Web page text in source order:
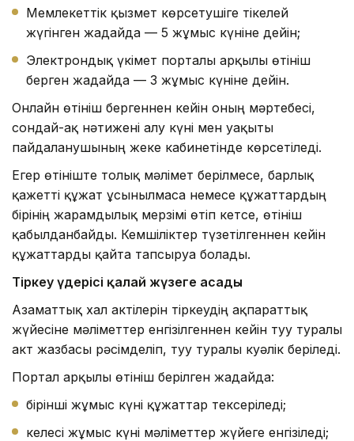
Мемлекеттік қызмет көрсетушіге тікелей
жүгінген жағдайда — 5 жұмыс күніне дейін;
Электрондық үкімет порталы арқылы өтініш
берген жағдайда — 3 жұмыс күніне дейін.
Онлайн өтініш бергеннен кейін оның мәртебесі,
сондай-ақ нәтижені алу күні мен уақыты
пайдаланушының жеке кабинетінде көрсетіледі.
Егер өтініште толық мәлімет берілмесе, барлық
қажетті құжат ұсынылмаса немесе құжаттардың
бірінің жарамдылық мерзімі өтіп кетсе, өтініш
қабылданбайды. Кемшіліктер түзетілгеннен кейін
құжаттарды қайта тапсыруға болады.
Тіркеу үдерісі қалай жүзеге асады
Азаматтық хал актілерін тіркеудің ақпараттық
жүйесіне мәліметтер енгізілгеннен кейін туу туралы
акт жазбасы рәсімделіп, туу туралы куәлік беріледі.
Портал арқылы өтініш берілген жағдайда:
бірінші жұмыс күні құжаттар тексеріледі;
келесі жұмыс күні мәліметтер жүйеге енгізіледі;